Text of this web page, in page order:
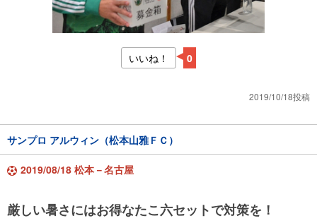
いいね！ 0
2019/10/18投稿
サンプロ アルウィン（松本山雅ＦＣ）
2019/08/18 松本－名古屋
厳しい暑さにはお得なたこ六セットで対策を！